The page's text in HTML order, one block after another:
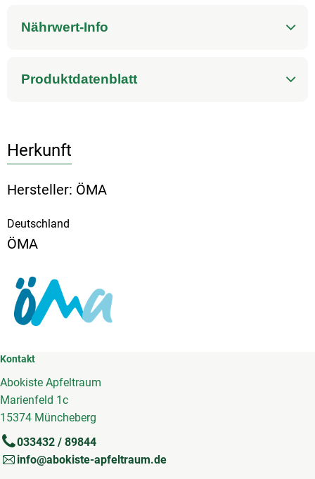
Nährwert-Info
Produktdatenblatt
Herkunft
Hersteller: ÖMA
Deutschland
ÖMA
Kontakt
Abokiste Apfeltraum
Marienfeld 1c
15374 Müncheberg
033432 / 89844
info@abokiste-apfeltraum.de